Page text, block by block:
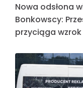
Nowa odsłona
Bonkowscy:
przyciąga wzrok